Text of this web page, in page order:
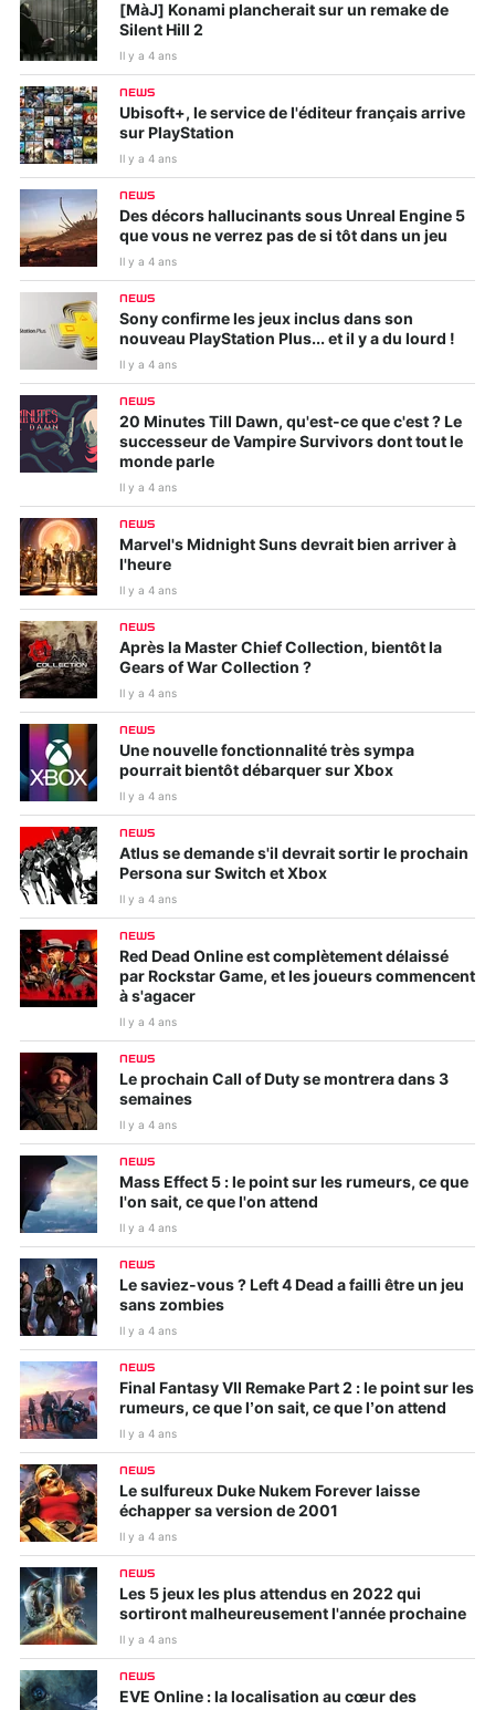
[MàJ] Konami plancherait sur un remake de
Silent Hill 2
Il y a 4 ans
NEWS
Ubisoft+, le service de l'éditeur français arrive
sur PlayStation
Il y a 4 ans
NEWS
Des décors hallucinants sous Unreal Engine 5
que vous ne verrez pas de si tôt dans un jeu
Il y a 4 ans
NEWS
Sony confirme les jeux inclus dans son
nouveau PlayStation Plus... et il y a du lourd !
Il y a 4 ans
NEWS
20 Minutes Till Dawn, qu'est-ce que c'est ? Le
successeur de Vampire Survivors dont tout le
monde parle
Il y a 4 ans
NEWS
Marvel's Midnight Suns devrait bien arriver à
l'heure
Il y a 4 ans
NEWS
Après la Master Chief Collection, bientôt la
Gears of War Collection ?
Il y a 4 ans
NEWS
Une nouvelle fonctionnalité très sympa
pourrait bientôt débarquer sur Xbox
Il y a 4 ans
NEWS
Atlus se demande s'il devrait sortir le prochain
Persona sur Switch et Xbox
Il y a 4 ans
NEWS
Red Dead Online est complètement délaissé
par Rockstar Game, et les joueurs commencent
à s'agacer
Il y a 4 ans
NEWS
Le prochain Call of Duty se montrera dans 3
semaines
Il y a 4 ans
NEWS
Mass Effect 5 : le point sur les rumeurs, ce que
l'on sait, ce que l'on attend
Il y a 4 ans
NEWS
Le saviez-vous ? Left 4 Dead a failli être un jeu
sans zombies
Il y a 4 ans
NEWS
Final Fantasy VII Remake Part 2 : le point sur les
rumeurs, ce que l’on sait, ce que l’on attend
Il y a 4 ans
NEWS
Le sulfureux Duke Nukem Forever laisse
échapper sa version de 2001
Il y a 4 ans
NEWS
Les 5 jeux les plus attendus en 2022 qui
sortiront malheureusement l'année prochaine
Il y a 4 ans
NEWS
EVE Online : la localisation au cœur des